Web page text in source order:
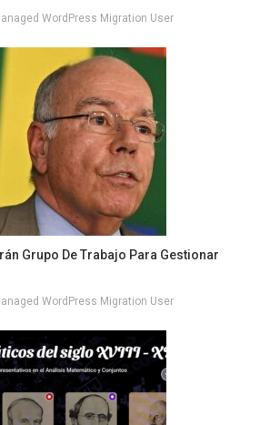
WordPress Migration User
Grupo De Trabajo Para Gestionar
WordPress Migration User